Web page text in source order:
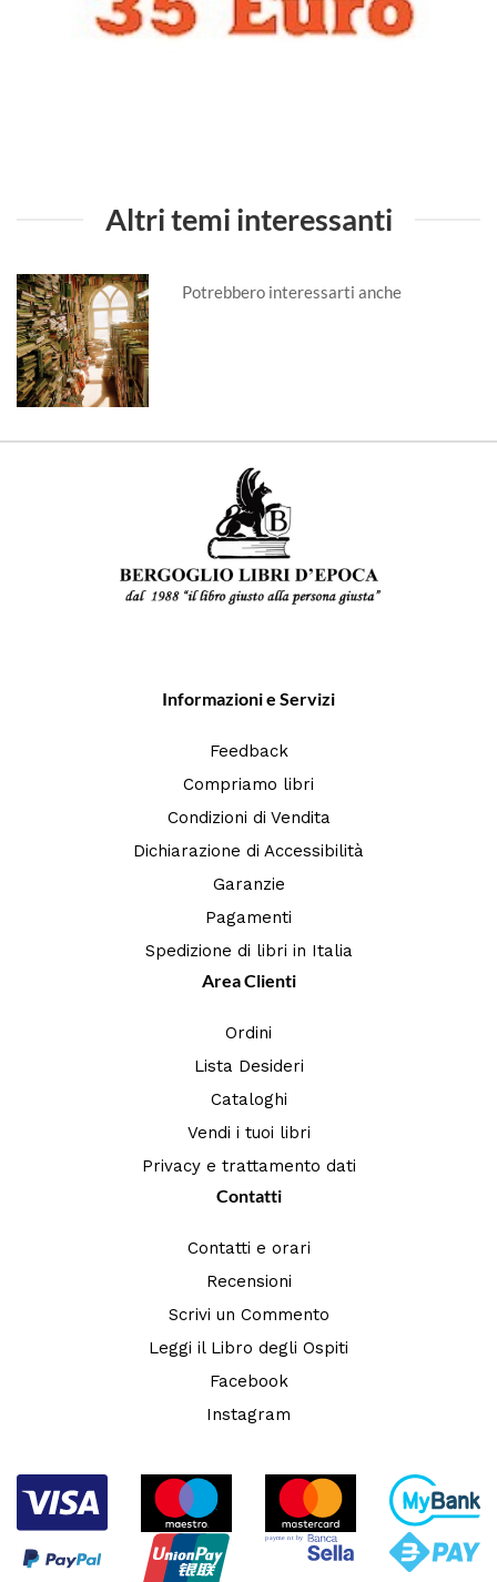
Altri temi interessanti
Potrebbero interessarti anche
Informazioni e Servizi
Feedback
Compriamo libri
Condizioni di Vendita
Dichiarazione di Accessibilità
Garanzie
Pagamenti
Spedizione di libri in Italia
Area Clienti
Ordini
Lista Desideri
Cataloghi
Vendi i tuoi libri
Privacy e trattamento dati
Contatti
Contatti e orari
Recensioni
Scrivi un Commento
Leggi il Libro degli Ospiti
Facebook
Instagram